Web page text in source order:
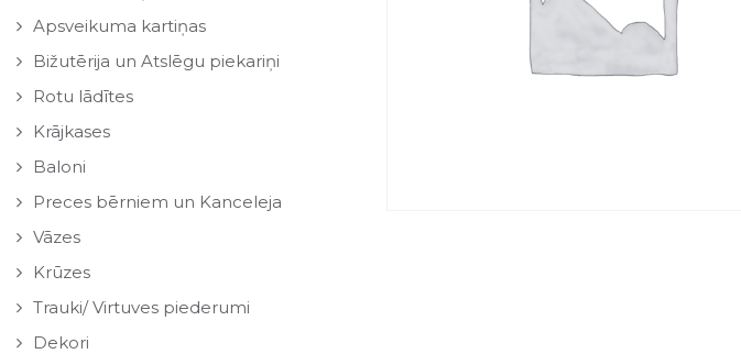
Apsveikuma kartiņas
Bižutērija un Atslēgu piekariņi
Rotu lādītes
Krājkases
Baloni
Preces bērniem un Kanceleja
Vāzes
Krūzes
Trauki/ Virtuves piederumi
Dekori